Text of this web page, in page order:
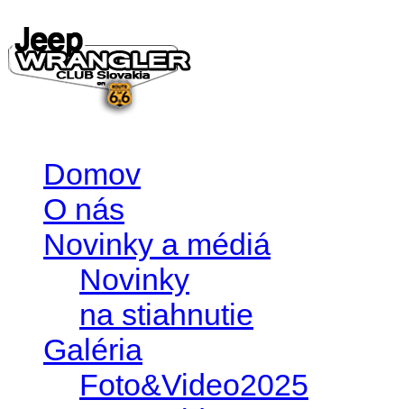
Domov
O nás
Novinky a médiá
Novinky
na stiahnutie
Galéria
Foto&Video2025